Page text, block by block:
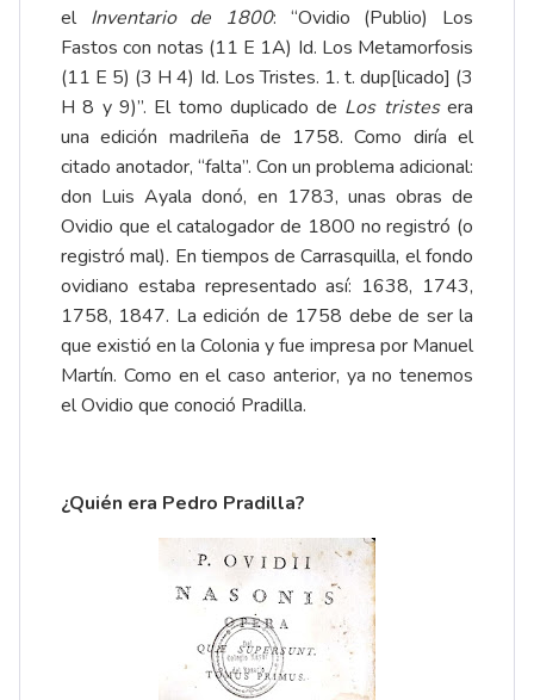
el Inventario de 1800: “Ovidio (Publio) Los
Fastos con notas (11 E 1A) Id. Los Metamorfosis
(11 E 5) (3 H 4) Id. Los Tristes. 1. t. dup[licado] (3
H 8 y 9)”. El tomo duplicado de Los tristesera
una edición madrileña de 1758. Como diría el
citado anotador, “falta”. Con un problema adicional:
don Luis Ayala donó, en 1783, unas obras de
Ovidio que el catalogador de 1800 no registró (o
registró mal). En tiempos de Carrasquilla, el fondo
ovidiano estaba representado así: 1638, 1743,
1758, 1847. La edición de 1758 debe de ser la
que existió en la Colonia y fue impresa por Manuel
Martín. Como en el caso anterior, ya no tenemos
el Ovidio que conoció Pradilla.
¿Quién era Pedro Pradilla?